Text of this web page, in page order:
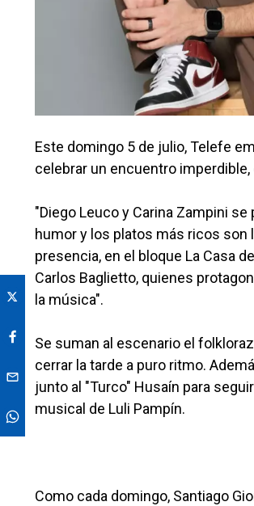
Este domingo 5 de julio, Telefe
celebrar un encuentro
"Diego Leuco y Carina Zampini
humor y los platos más ricos
presencia, en el bloque La Casa
Carlos Baglietto, quienes
la música".
Se suman al escenario el
cerrar la tarde a puro ritmo.
junto al "Turco" Husaín para
musical de Luli Pampín.
Como cada domingo, Santiago